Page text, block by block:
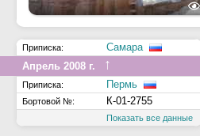
Приписка:
Самара
Апрель 2008 г.
↑
Приписка: Пермь
Бортовой №: К-01-2755
Показать все данные